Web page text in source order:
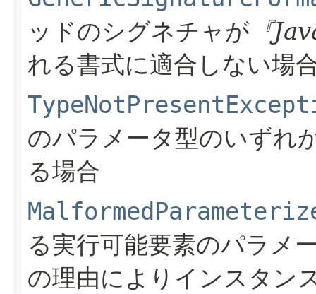
ッドのシグネチャが 『
れる書式に適合しない場
のパラメータ型のいずれ
る場合
る実行可能要素のパラメ
の理由によりインスタン